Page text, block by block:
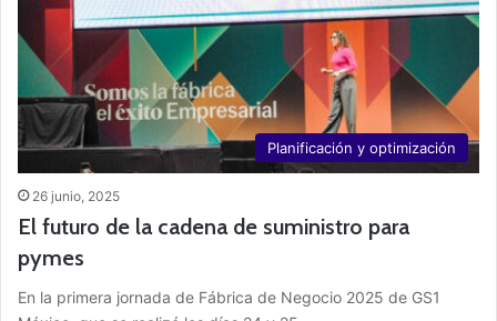
Planificación y optimización
26 junio, 2025
El futuro de la cadena de suministro para
pymes
En la primera jornada de Fábrica de Negocio 2025 de GS1